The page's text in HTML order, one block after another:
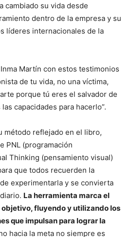
cambiado su vida desde
dentro de la empresa y su
líderes internacionales de la
Martín con estos testimonios
de tu vida, no una víctima,
porque tú eres el salvador de
capacidades para hacerlo”.
método reflejado en el libro,
PNL (programación
Thinking (pensamiento visual)
que todos recuerden la
experimentarla y se convierta
La herramienta marca el
objetivo, fluyendo y utilizando los
que impulsan para lograr la
hacia la meta no siempre es